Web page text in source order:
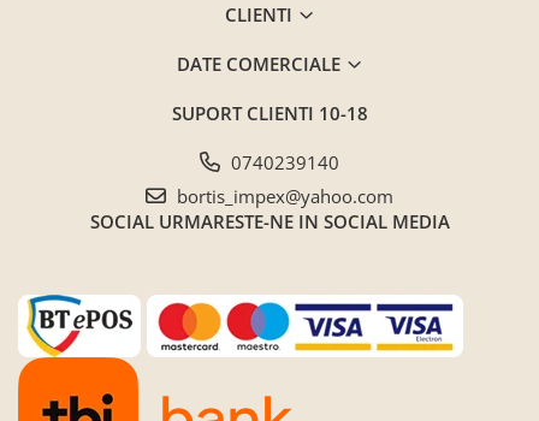
CLIENTI
DATE COMERCIALE
SUPORT CLIENTI 10-18
0740239140
bortis_impex@yahoo.com
SOCIAL URMARESTE-NE IN SOCIAL MEDIA